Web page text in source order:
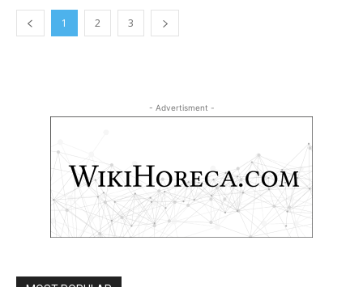
1 2 3
- Advertisment -